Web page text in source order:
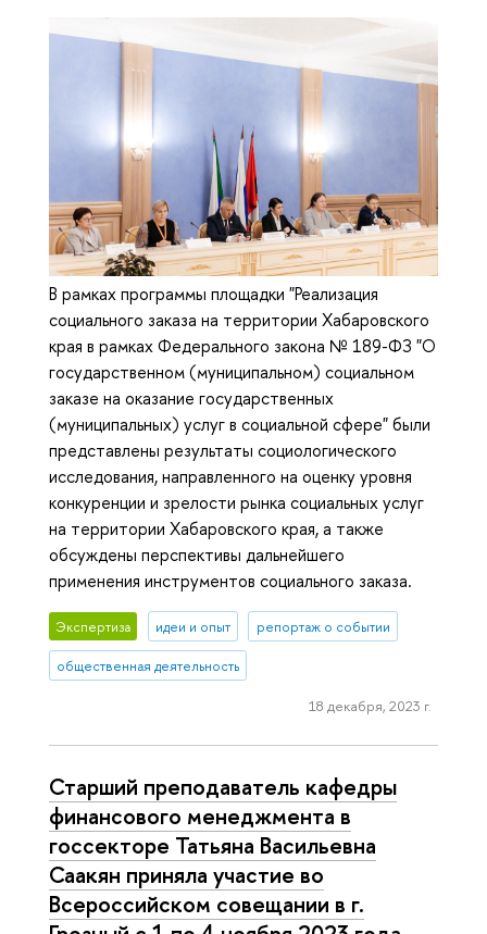
В рамках программы площадки "Реализация
социального заказа на территории Хабаровского
края в рамках Федерального закона № 189-ФЗ "О
государственном (муниципальном) социальном
заказе на оказание государственных
(муниципальных) услуг в социальной сфере" были
представлены результаты социологического
исследования, направленного на оценку уровня
конкуренции и зрелости рынка социальных услуг
на территории Хабаровского края, а также
обсуждены перспективы дальнейшего
применения инструментов социального заказа.
Экспертиза идеи и опыт репортаж о событии
общественная деятельность
18 декабря, 2023 г.
Старший преподаватель кафедры
финансового менеджмента в
госсекторе Татьяна Васильевна
Саакян приняла участие во
Всероссийском совещании в г.